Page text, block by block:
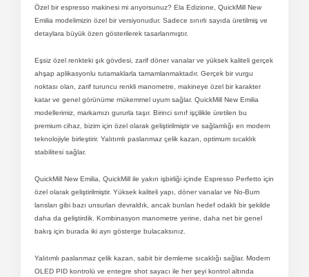
Özel bir espresso makinesi mi arıyorsunuz? Ela Edizione, QuickMill New
Emilia modelimizin özel bir versiyonudur. Sadece sınırlı sayıda üretilmiş ve
detaylara büyük özen gösterilerek tasarlanmıştır.
Eşsiz özel renkteki şık gövdesi, zarif döner vanalar ve yüksek kaliteli gerçek
ahşap aplikasyonlu tutamaklarla tamamlanmaktadır. Gerçek bir vurgu
noktası olan, zarif turuncu renkli manometre, makineye özel bir karakter
katar ve genel görünüme mükemmel uyum sağlar. QuickMill New Emilia
modellerimiz, markamızı gururla taşır. Birinci sınıf işçilikle üretilen bu
premium cihaz, bizim için özel olarak geliştirilmiştir ve sağlamlığı en modern
teknolojiyle birleştirir. Yalıtımlı paslanmaz çelik kazan, optimum sıcaklık
stabilitesi sağlar.
QuickMill New Emilia, QuickMill ile yakın işbirliği içinde Espresso Perfetto için
özel olarak geliştirilmiştir. Yüksek kaliteli yapı, döner vanalar ve No-Burn
lansları gibi bazı unsurları devraldık, ancak bunları hedef odaklı bir şekilde
daha da geliştirdik. Kombinasyon manometre yerine, daha net bir genel
bakış için burada iki ayrı gösterge bulacaksınız.
Yalıtımlı paslanmaz çelik kazan, sabit bir demleme sıcaklığı sağlar. Modern
OLED PID kontrolü ve entegre shot sayacı ile her şeyi kontrol altında